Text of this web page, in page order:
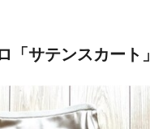
「サテンスカート」